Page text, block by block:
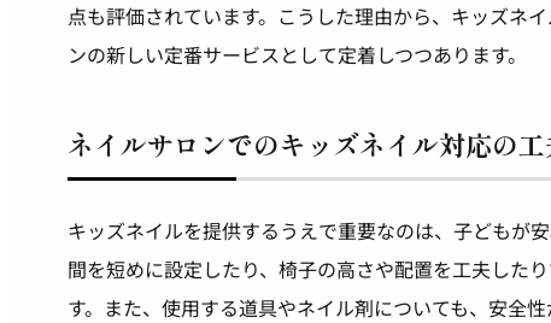
点も評価されています。こうした理由から、キッズネ
ンの新しい定番サービスとして定着しつつあります。
ネイルサロンでのキッズネイル対応の
キッズネイルを提供するうえで重要なのは、子どもが
間を短めに設定したり、椅子の高さや配置を工夫した
す。また、使用する道具やネイル剤についても、安全